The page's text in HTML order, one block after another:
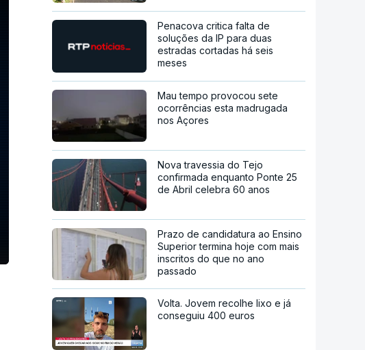
Penacova critica falta de
soluções da IP para duas
estradas cortadas há seis
meses
Mau tempo provocou sete
ocorrências esta madrugada
nos Açores
Nova travessia do Tejo
confirmada enquanto Ponte 25
de Abril celebra 60 anos
Prazo de candidatura ao Ensino
Superior termina hoje com mais
inscritos do que no ano
passado
Volta. Jovem recolhe lixo e já
conseguiu 400 euros